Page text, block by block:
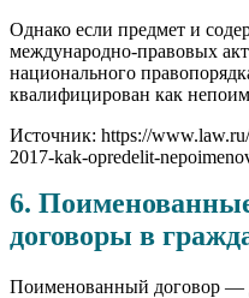
Однако если предмет и
международно-правовых
национального
квалифицирован как
Источник: https://
2017-kak-opredelit-
6.
договоры в
Поименованный договор —